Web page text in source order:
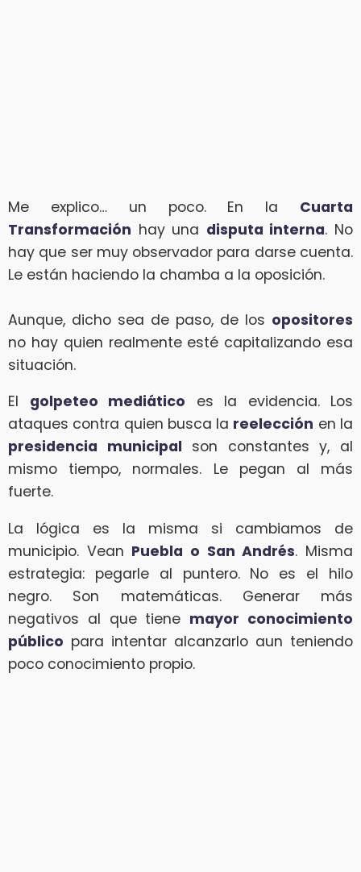
Me explico… un poco. En la Cuarta
Transformación hay una disputa interna. No
hay que ser muy observador para darse cuenta.
Le están haciendo la chamba a la oposición.
Aunque, dicho sea de paso, de los opositores
no hay quien realmente esté capitalizando esa
situación.
El golpeteo mediático es la evidencia. Los
ataques contra quien busca la reelección en la
presidencia municipal son constantes y, al
mismo tiempo, normales. Le pegan al más
fuerte.
La lógica es la misma si cambiamos de
municipio. Vean Puebla o San Andrés. Misma
estrategia: pegarle al puntero. No es el hilo
negro. Son matemáticas. Generar más
negativos al que tiene mayor conocimiento
público para intentar alcanzarlo aun teniendo
poco conocimiento propio.